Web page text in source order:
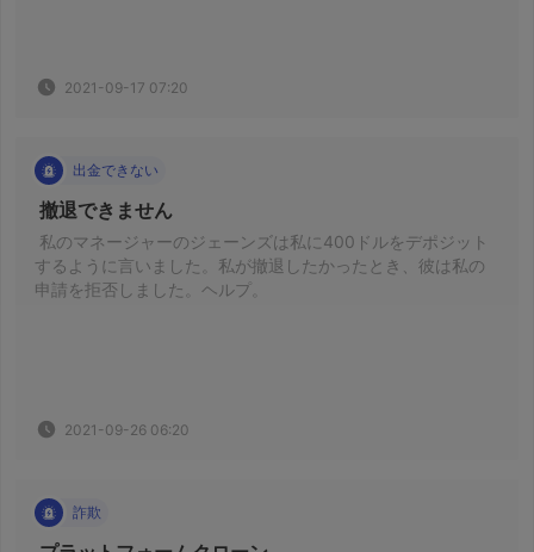
2021-09-17 07:20
出金できない
私のマネージャーのジェーンズは私に400ドルをデポジット
するように言いました。私が撤退したかったとき、彼は私の
2021-09-26 06:20
詐欺